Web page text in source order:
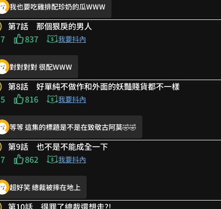
睪固酮是啥麼奇怪形容詞
擋住屁屁烙跑太好笑了
這就是天然木頭
哈哈哈我快笑鼠！ 我也想知道怎麼摔的
差評 開門要裸睡ㄅ
感謝創作好作品！
我也要吃雞排配珍奶的瓜WWW
立flag了哈哈 但我覺得你會彎
一臉驚恐的吃瓜🤣
吃的很順手嘛哈哈哈
可愛😍
我也要吃雞排配珍奶的瓜WWW
第7話 那個狠戾的男人
7 837 我要抖內
對對對對 很配WWW
這部漫畫真的太有趣了啦 還有好多梗🤣🤣
衛總心海底針
哼！我早晚要看到 我們三個為什麼不能在一起.jpg
我有點嗑男一男二了這是可以說的嗎？
第8話 好單純不做作和外面的妖豔賤貨都不一樣
5 816 我要抖內
等等 這集的標題是不是在致敬古阿莫🤣🤣
命運是注定的！
作者辛苦了
第9話 也不是不能成全一下
7 862 我要抖內
超好笑 總裁被摔在地上
第10話 得罪了總裁還想走?!